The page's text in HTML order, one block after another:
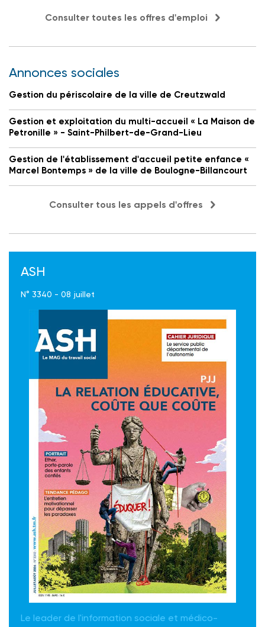
Consulter toutes les offres d'emploi
Annonces sociales
Gestion du périscolaire de la ville de Creutzwald
Gestion et exploitation du multi-accueil « La Maison de
Petronille » - Saint-Philbert-de-Grand-Lieu
Gestion de l'établissement d'accueil petite enfance «
Marcel Bontemps » de la ville de Boulogne-Billancourt
Consulter tous les appels d'offres
ASH
N° 3340 - 08 juillet
Le leader de l'information sociale et médico-